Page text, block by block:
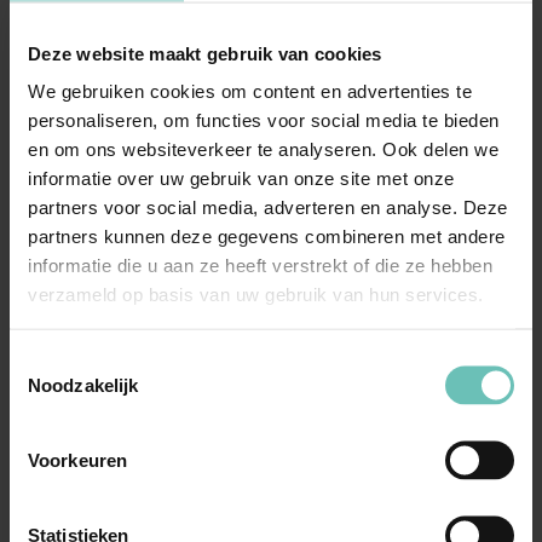
Deze website maakt gebruik van cookies
We gebruiken cookies om content en advertenties te
personaliseren, om functies voor social media te bieden
en om ons websiteverkeer te analyseren. Ook delen we
informatie over uw gebruik van onze site met onze
partners voor social media, adverteren en analyse. Deze
partners kunnen deze gegevens combineren met andere
informatie die u aan ze heeft verstrekt of die ze hebben
verzameld op basis van uw gebruik van hun services.
Noodzakelijk
Voorkeuren
Statistieken
Uitspraak Hoge Raad: Personen- en
familierecht (ECLI:NL:HR:2024:212, 9 februari
2024, 23/02287)
Netwerkplaatsing, appelprocesrecht. Geldt
rechtsmiddelenverbod van art. 807 Rv ook voor
beschikking ...